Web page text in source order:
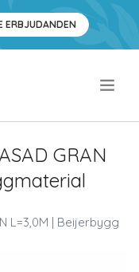
ERBJUDANDEN
GRAN
L=3,0M | Beijerbygg